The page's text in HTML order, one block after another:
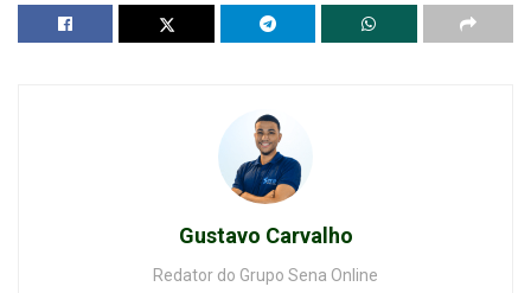
Gustavo Carvalho
Redator do Grupo Sena Online